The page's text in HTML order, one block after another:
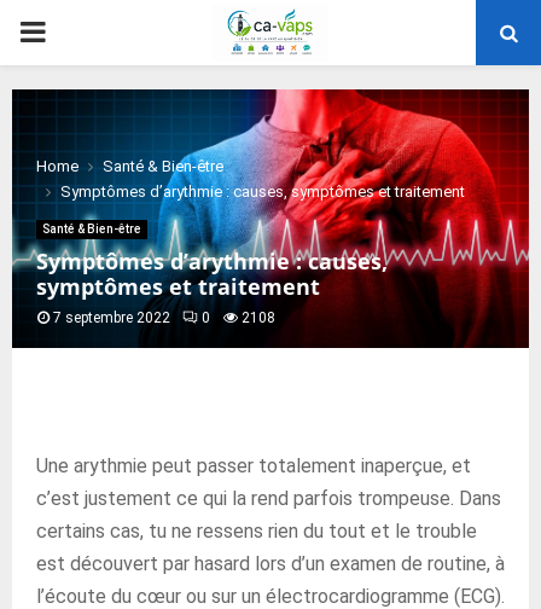
PRIMARY
MENU
Home
Santé & Bien-être
Symptômes d’arythmie : causes, symptômes et traitement
Santé & Bien-être
Symptômes d’arythmie : causes,
symptômes et traitement
7 septembre 2022 0 2108
Une arythmie peut passer totalement inaperçue, et
c’est justement ce qui la rend parfois trompeuse. Dans
certains cas, tu ne ressens rien du tout et le trouble
est découvert par hasard lors d’un examen de routine, à
l’écoute du cœur ou sur un électrocardiogramme (ECG).